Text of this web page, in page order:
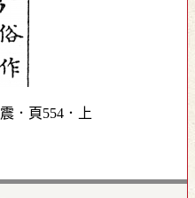
．頁554．上